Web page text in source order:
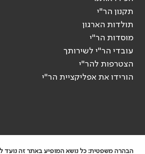
תקנון הר"י
תולדות הארגון
מוסדות הר"י
עובדי הר"י לשירותך
הצטרפות להר"י
הורידו את אפליקציית הר"י
הבהרה משפטית: כל נושא המופיע באתר זה נועד